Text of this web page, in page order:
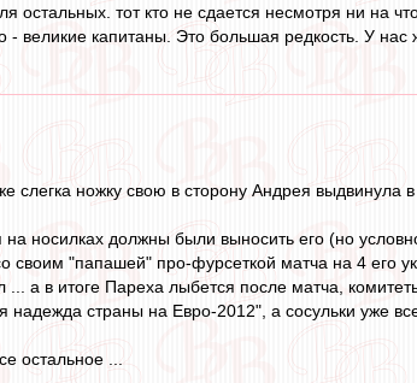
остальных. тот кто не сдается несмотря ни на
- великие капитаны. Это большая редкость. У
слегка ножку свою в сторону Андрея выдвинула
носилках должны были выносить его (но
своим "папашей" про-фурсеткой матча на 4 его
... а в итоге Пареха лыбется после матча,
надежда страны на Евро-2012", а сосульки уже
остальное ...